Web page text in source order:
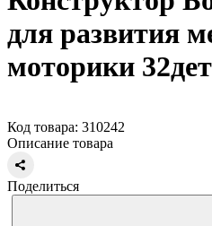
для развития
моторики 32дет
Код товара: 310242
Описание товара
Поделиться